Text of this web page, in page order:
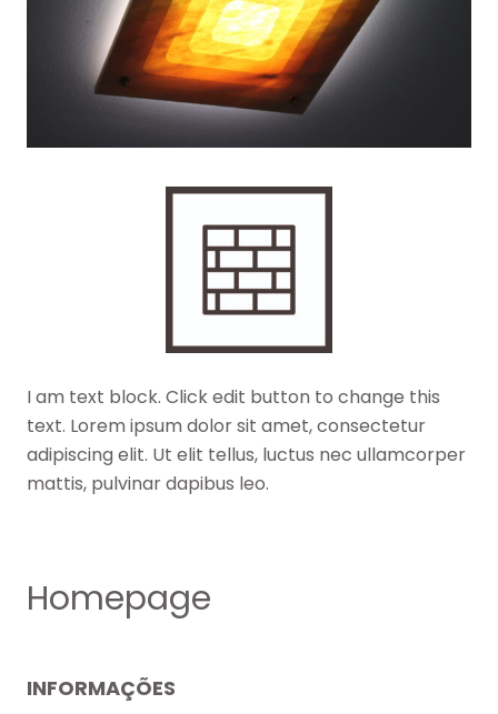
I am text block. Click edit button to change this
text. Lorem ipsum dolor sit amet, consectetur
adipiscing elit. Ut elit tellus, luctus nec ullamcorper
mattis, pulvinar dapibus leo.
Homepage
INFORMAÇÕES